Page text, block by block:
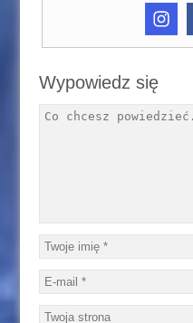
Wypowiedz się